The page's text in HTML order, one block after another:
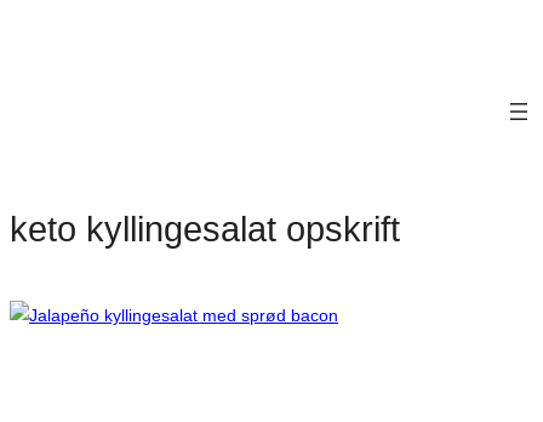
keto kyllingesalat opskrift